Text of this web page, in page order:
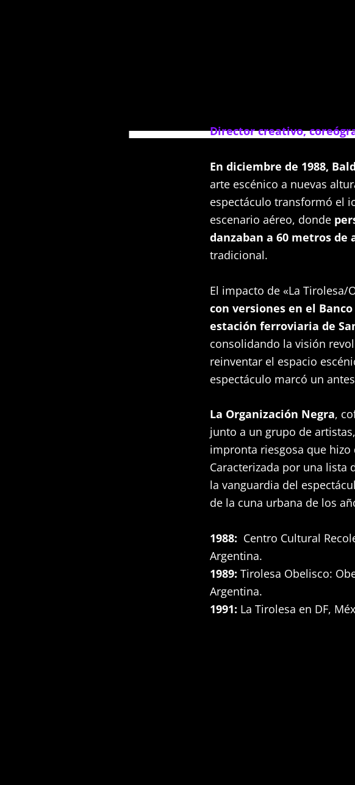
Director creativo,
En diciembre de 1988,
arte escénico a nuevas
espectáculo transformó el
escenario aéreo, donde
danzaban a 60 metros de
tradicional.
El impacto de «La Tirolesa/
con versiones en el
estación ferroviaria de
consolidando la visión
reinventar el espacio
espectáculo marcó un
La Organización Negra,
junto a un grupo de
impronta riesgosa que
Caracterizada por una lista
la vanguardia del
de la cuna urbana de los
1988: Centro Cultural
Argentina.
1989: Tirolesa Obelisco:
Argentina.
1991: La Tirolesa en DF,